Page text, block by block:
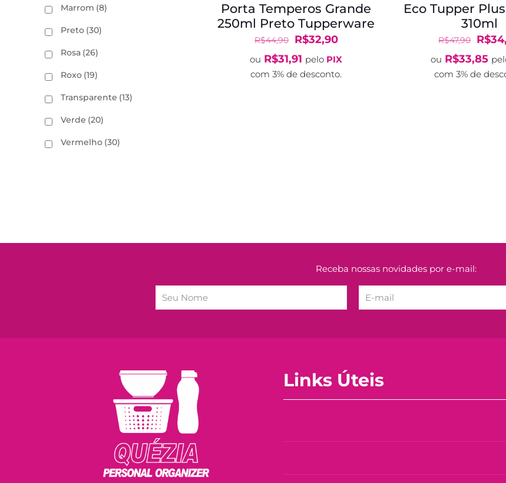
Porta Temperos Grande
250ml Preto Tupperware
R$44,90
O
preço
original
R$32,90O
preço
ou R$31,91 pelo PIX
com 3% de desconto.
Eco Tupper
310ml
R$47,90
O
preço
R$
ou R$33,85
com 3% de
Marrom (8)
Preto (30)
Rosa (26)
Roxo (19)
Transparente (13)
Verde (20)
Vermelho (30)
Receba nossas novidades por e-mail:
Links Úteis